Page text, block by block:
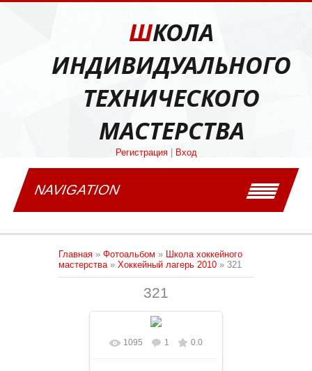
ШКОЛА
ИНДИВИДУАЛЬНОГО
ТЕХНИЧЕСКОГО
МАСТЕРСТВА
Регистрация| Вход
NAVIGATION
Главная » Фотоальбом » Школа хоккейного
мастерства» Хоккейный лагерь 2010 » 321
321
В реальном размере
1095 1 0.0